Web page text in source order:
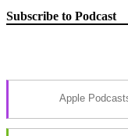
Subscribe to Podcast
Apple